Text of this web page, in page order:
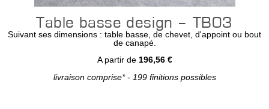
Table basse design – TB03
Suivant ses dimensions : table basse, de chevet, d'appoint ou bout
de canapé.
A partir de 196,56 €
livraison comprise* - 199 finitions possibles